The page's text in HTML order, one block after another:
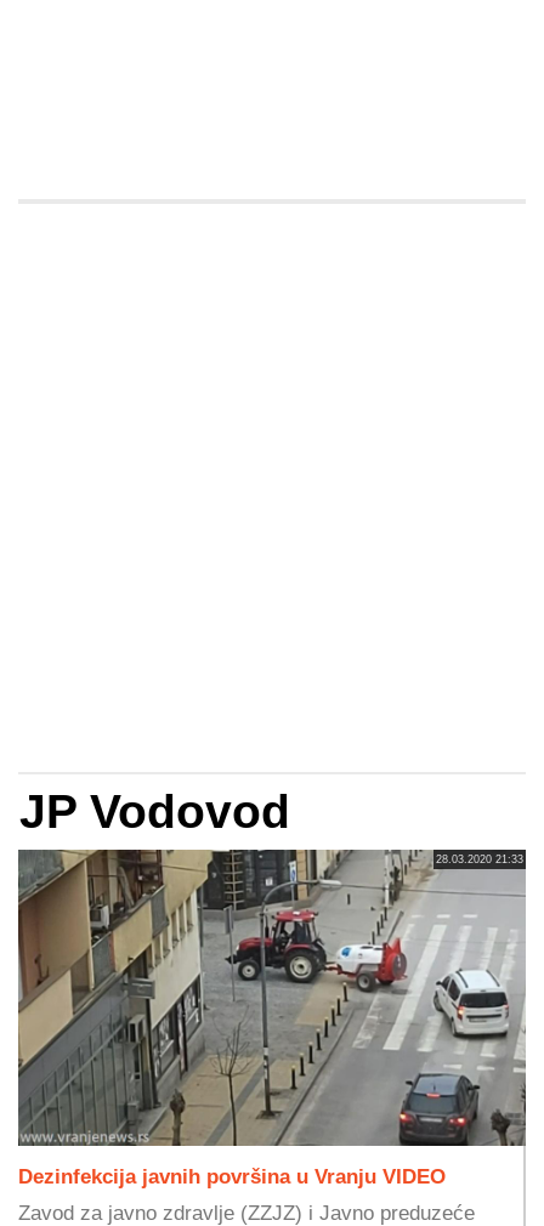
JP Vodovod
28.03.2020 21:33
Dezinfekcija javnih površina u Vranju VIDEO
Zavod za javno zdravlje (ZZJZ) i Javno preduzeće